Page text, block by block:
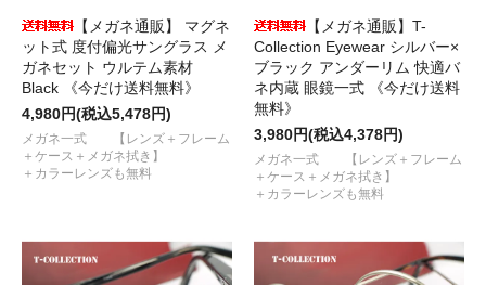
【メガネ通販】 マグネ
ット式 度付偏光サングラス メ
ガネセット ウルテム素材
Black 《今だけ送料無料》
4,980円(税込5,478円)
メガネ一式 【レンズ＋フレーム
＋ケース＋メガネ拭き】
＋カラーレンズも無料
【メガネ通販】T-
Collection Eyewear シルバー×
ブラック アンダーリム 快適バ
ネ内蔵 眼鏡一式 《今だけ送料
無料》
3,980円(税込4,378円)
メガネ一式 【レンズ＋フレーム
＋ケース＋メガネ拭き】
＋カラーレンズも無料